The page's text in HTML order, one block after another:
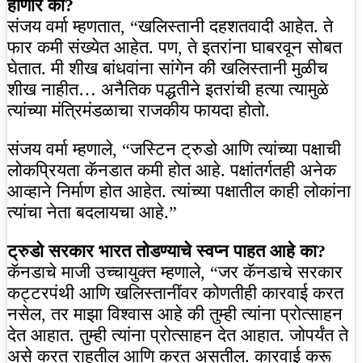
होणार का?
संजय वर्मा म्हणतात, “खलिस्तानी दहशतवादी आहेत. ते
फार कमी संख्येत आहेत. पण, ते इतरांना घाबरवून सोबत
घेतात. मी शीख बांधवांना सांगेन की खलिस्तानी मुळीच
शीख नाहीत… अनैतिक पद्धतीने इतरांची हत्या त्यामुळे
त्यांच्या मंत्रिमंडळाचा राजकीय फायदा होतो.
संजय वर्मा म्हणाले, “जस्टिन ट्रुडो आणि त्यांच्या पक्षाची
लोकप्रियता कॅनडात कमी होत आहे. पक्षांतर्गतही अनेक
आव्हाने निर्माण होत आहेत. त्यांच्या पक्षातील काही लोकांना
त्यांचा नेता बदलायचा आहे.”
ट्रुडो सरकार भारत तोडण्याचे स्वप्न पाहत आहे का?
कॅनडाचे माजी उच्चायुक्त म्हणाले, “जर कॅनडाचे सरकार
कट्टरपंथी आणि खलिस्तानींवर कोणतीही कारवाई करत
नसेल, तर माझा विश्वास आहे की तुम्ही त्यांना प्रोत्साहन
देत आहात. तुम्ही त्यांना प्रोत्साहन देत आहात. जोपर्यंत ते
असे करत राहतील आणि करत असतील. कारवाई करू